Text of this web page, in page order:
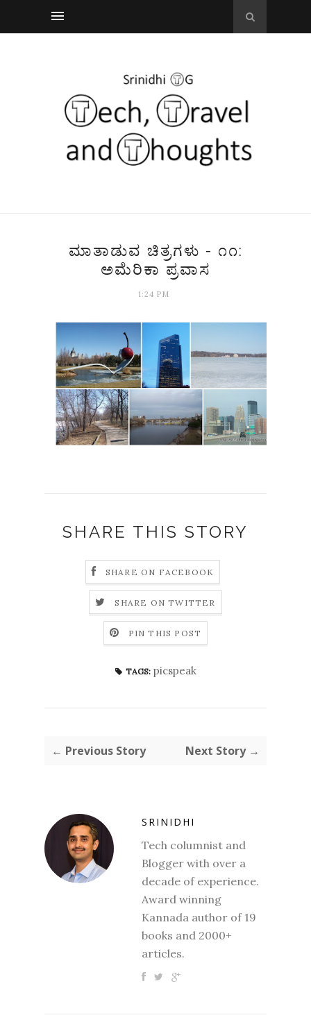
ಮಾತಾಡುವ ಚಿತ್ರಗಳು - ೧೧:
ಅಮೆರಿಕಾ ಪ್ರವಾಸ
1:24 PM
SHARE THIS STORY
SHARE ON FACEBOOK
SHARE ON TWITTER
PIN THIS POST
TAGS: picspeak
← Previous Story Next Story →
SRINIDHI
Tech columnist and
Blogger with over a
decade of experience.
Award winning
Kannada author of 19
books and 2000+
articles.